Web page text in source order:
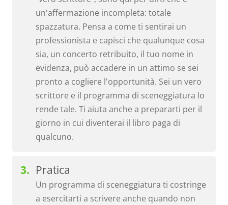
un'affermazione incompleta: totale
spazzatura. Pensa a come ti sentirai un
professionista e capisci che qualunque cosa
sia, un concerto retribuito, il tuo nome in
evidenza, può accadere in un attimo se sei
pronto a cogliere l'opportunità. Sei un vero
scrittore e il programma di sceneggiatura lo
rende tale. Ti aiuta anche a prepararti per il
giorno in cui diventerai il libro paga di
qualcuno.
Pratica
Un programma di sceneggiatura ti costringe
a esercitarti a scrivere anche quando non